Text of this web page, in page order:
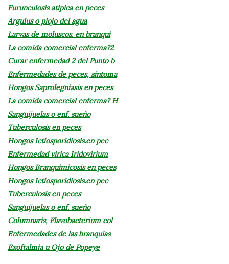
Furunculosis atípica en peces
Argulus o piojo del agua
Larvas de moluscos. en branqui
La comida comercial enferma?2
Curar enfermedad 2 del Punto b
Enfermedades de peces, síntoma
Hongos Saprolegniasis en peces
La comida comercial enferma? H
Sanguijuelas o enf. sueño
Tuberculosis en peces
Hongos Ictiosporidiosis.en pec
Enfermedad vírica Iridovirium
Hongos Branquimicosis en peces
Hongos Ictiosporidiosis.en pec
Tuberculosis en peces
Sanguijuelas o enf. sueño
Columnaris, Flavobacterium col
Enfermedades de las branquias
Exoftalmia u Ojo de Popeye